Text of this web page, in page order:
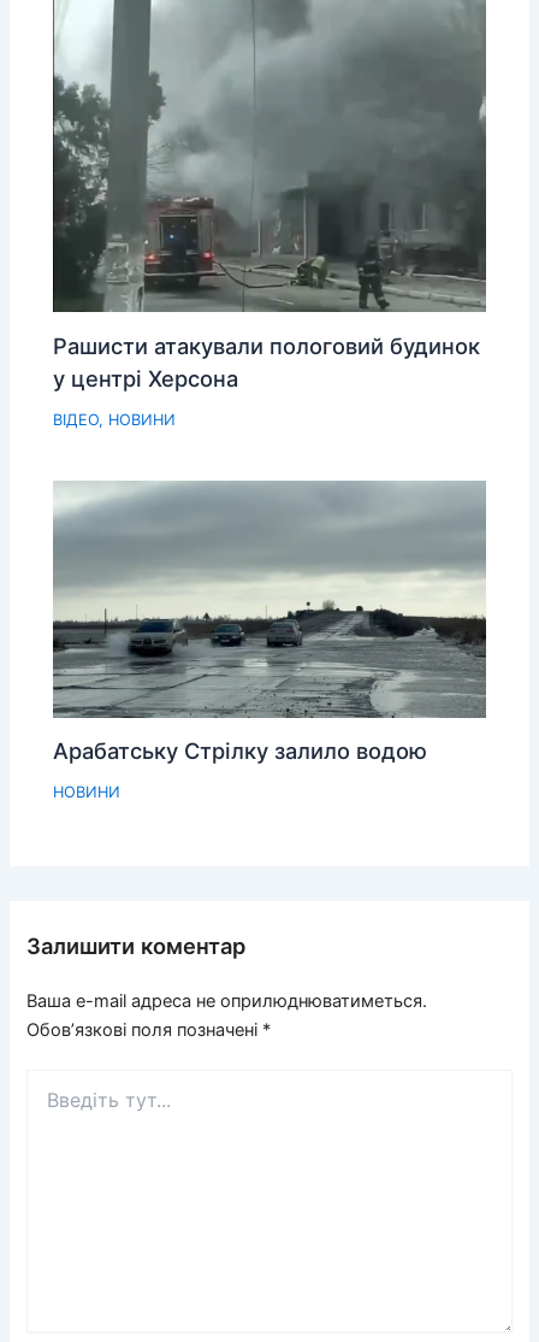
Рашисти атакували пологовий будинок
у центрі Херсона
ВІДЕО, НОВИНИ
Арабатську Стрілку залило водою
НОВИНИ
Залишити коментар
Ваша e-mail адреса не оприлюднюватиметься.
Обов’язкові поля позначені *
тут...